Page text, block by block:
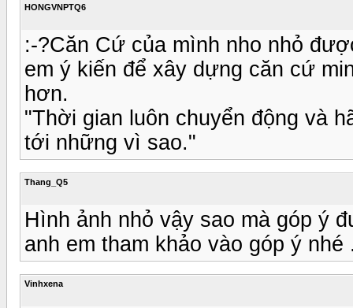
HONGVNPTQ6
:-?Căn Cứ của mình nho nhỏ
em ý kiến để xây dựng căn cứ
hơn.
"Thời gian luôn chuyển động và
tới những vì sao."
Thang_Q5
Hình ảnh nhỏ vậy sao mà góp ý
anh em tham khảo vào góp ý
Vinhxena